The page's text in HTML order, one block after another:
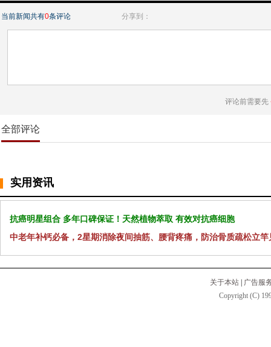
当前新闻共有0条评论 分享到：
评论前需要先
全部评论
实用资讯
抗癌明星组合 多年口碑保证！天然植物萃取 有效对抗癌细胞
中老年补钙必备，2星期消除夜间抽筋、腰背疼痛，防治骨质疏松立竿
关于本站
广告服
Copyright (C)